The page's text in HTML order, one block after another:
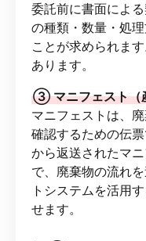
委託前に書面によ
の種類・数量・処
ことが求められま
あります。
③ マニフェスト（
マニフェストは、
確認するための伝
から返送されたマ
で、廃棄物の流れ
トシステムを活用
せます。